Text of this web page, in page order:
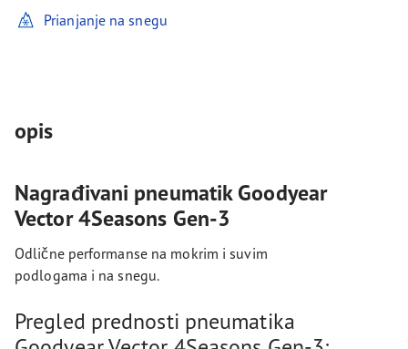
Prianjanje na snegu
opis
Nagrađivani pneumatik Goodyear
Vector 4Seasons Gen-3
Odlične performanse na mokrim i suvim
podlogama i na snegu.
Pregled prednosti pneumatika